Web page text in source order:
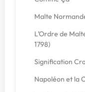
Malte
L’Ordre de
1798)
Signification
Napoléon et la